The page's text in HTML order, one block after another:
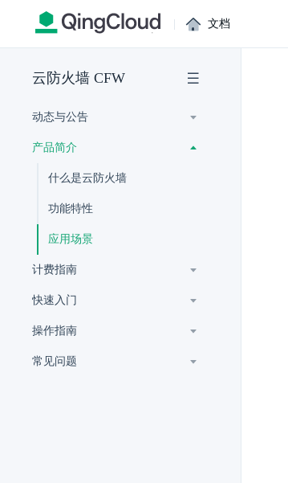
| 文档
云防火墙 CFW
动态与公告
产品简介
什么是云防火墙
功能特性
应用场景
计费指南
快速入门
操作指南
常见问题